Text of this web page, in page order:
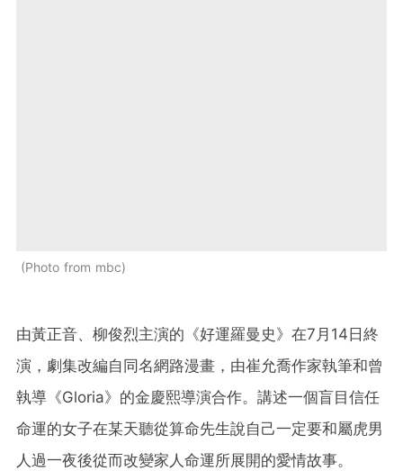
Photo from mbc
由黃正音、柳俊烈主演的《好運羅曼史》在7月14日終
演，劇集改編自同名網路漫畫，由崔允喬作家執筆和曾
執導《Gloria》的金慶熙導演合作。講述一個盲目信任
命運的女子在某天聽從算命先生說自己一定要和屬虎男
人過一夜後從而改變家人命運所展開的愛情故事。